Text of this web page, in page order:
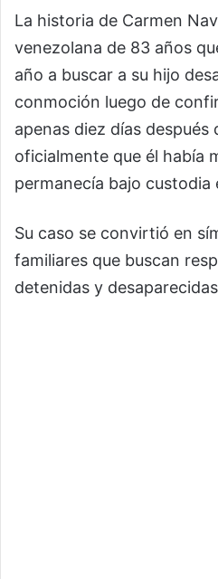
La historia de Carmen
venezolana de 83 años
año a buscar a su hijo
conmoción luego de
apenas diez días después
oficialmente que él había
permanecía bajo custodia
Su caso se convirtió en
familiares que buscan
detenidas y